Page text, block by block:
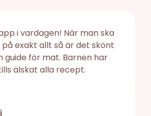
i vardagen! När man ska
exakt allt så är det skönt
guide för mat. Barnen har
älskat alla recept.